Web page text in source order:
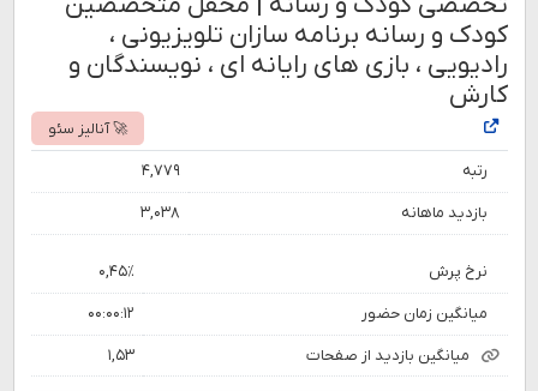
کودک و رسانه برنامه سازان تلویزیونی ،
رادیویی ، بازی های رایانه ای ، نویسندگان و
کارش
🚀 آنالیز سئو
رتبه ۴,۷۷۹
بازدید ماهانه ۳,۰۳۸
نرخ پرش ۰,۴۵٪
میانگین زمان حضور ۰۰:۰۰:۱۲
میانگین بازدید از صفحات ۱,۵۳